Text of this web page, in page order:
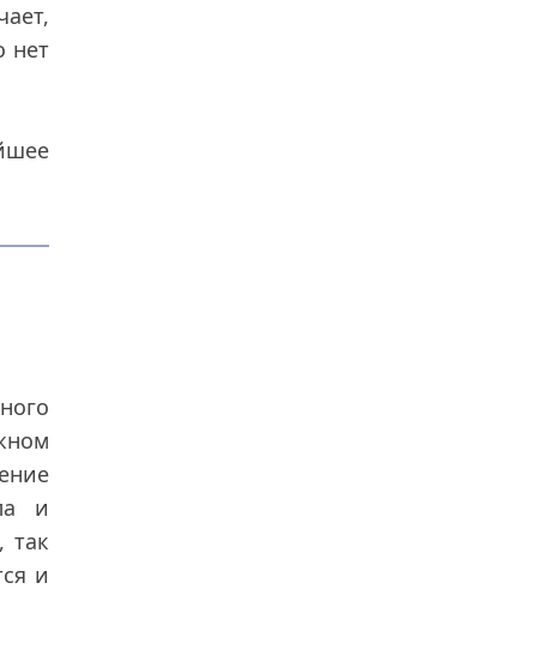
нет
и
так
и